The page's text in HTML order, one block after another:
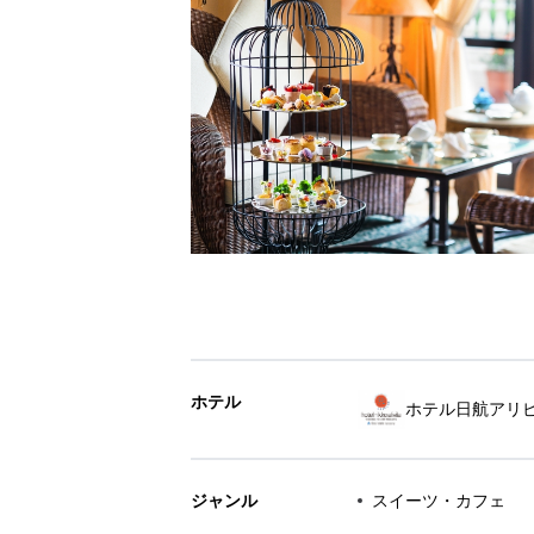
ホテル ホテル日航アリ
ジャンル スイーツ・カフェ